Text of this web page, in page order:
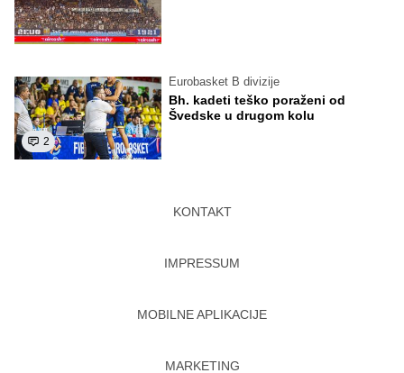
2
Eurobasket B divizije
Bh. kadeti teško poraženi od
Švedske u drugom kolu
KONTAKT
IMPRESSUM
MOBILNE APLIKACIJE
MARKETING